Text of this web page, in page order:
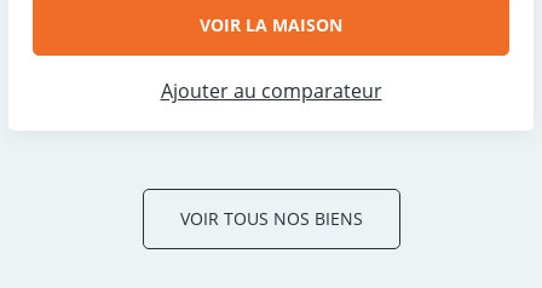
VOIR LA MAISON
Ajouter au comparateur
VOIR TOUS NOS BIENS